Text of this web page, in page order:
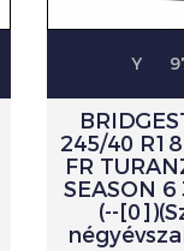
Y
245/40
FR
SEASON 6
(--